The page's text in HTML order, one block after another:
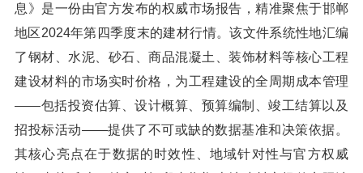
息》是一份由官方发布的权威市场报告，精准聚焦于邯郸
地区2024年第四季度末的建材行情。该文件系统性地汇编
了钢材、水泥、砂石、商品混凝土、装饰材料等核心工程
建设材料的市场实时价格，为工程建设的全周期成本管理
——包括投资估算、设计概算、预算编制、竣工结算以及
招投标活动——提供了不可或缺的数据基准和决策依据。
其核心亮点在于数据的时效性、地域针对性与官方权威